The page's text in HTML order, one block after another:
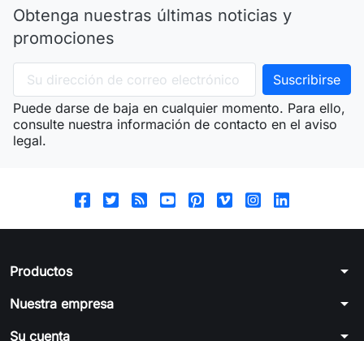
Obtenga nuestras últimas noticias y
promociones
Puede darse de baja en cualquier momento. Para ello,
consulte nuestra información de contacto en el aviso
legal.
Productos arrow_drop_down
Nuestra empresa arrow_drop_down
Su cuenta arrow_drop_down